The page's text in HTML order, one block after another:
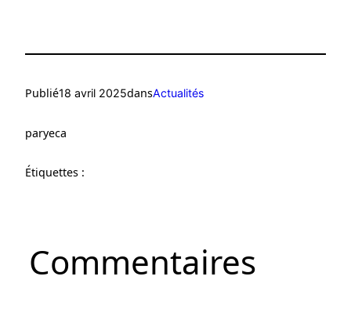
Publié18 avril 2025dansActualités
paryeca
Étiquettes :
Commentaires